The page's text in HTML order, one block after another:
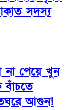
সদস্য
না পেয়ে খুন
বাঁচতে
আগুন!